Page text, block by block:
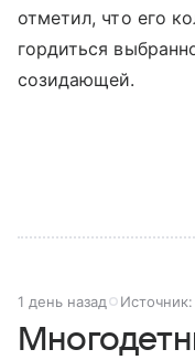
отметил, что его
гордиться
созидающей.
1 день назад Источник: